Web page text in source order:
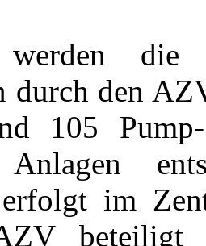
werden
durch den
105
Anlagen
erfolgt im